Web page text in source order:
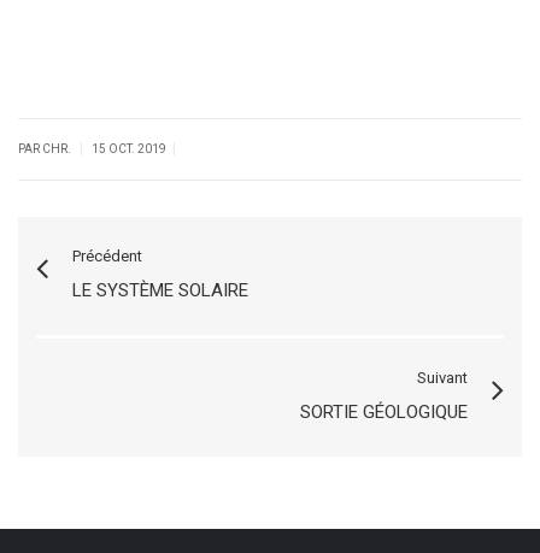
PAR CHR. 15 OCT. 2019
Précédent
LE SYSTÈME SOLAIRE
Suivant
SORTIE GÉOLOGIQUE